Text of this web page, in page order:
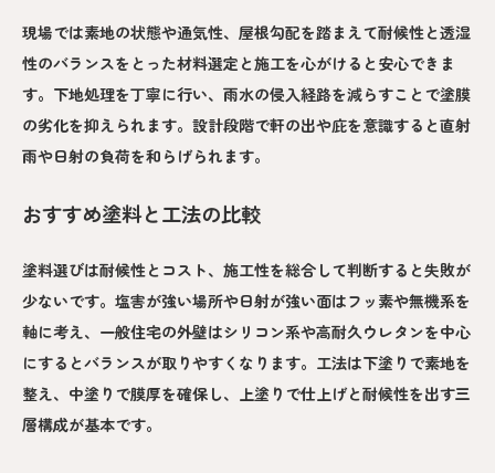
現場では素地の状態や通気性、屋根勾配を踏まえて耐候性と透湿
性のバランスをとった材料選定と施工を心がけると安心できま
す。下地処理を丁寧に行い、雨水の侵入経路を減らすことで塗膜
の劣化を抑えられます。設計段階で軒の出や庇を意識すると直射
雨や日射の負荷を和らげられます。
おすすめ塗料と工法の比較
塗料選びは耐候性とコスト、施工性を総合して判断すると失敗が
少ないです。塩害が強い場所や日射が強い面はフッ素や無機系を
軸に考え、一般住宅の外壁はシリコン系や高耐久ウレタンを中心
にするとバランスが取りやすくなります。工法は下塗りで素地を
整え、中塗りで膜厚を確保し、上塗りで仕上げと耐候性を出す三
層構成が基本です。